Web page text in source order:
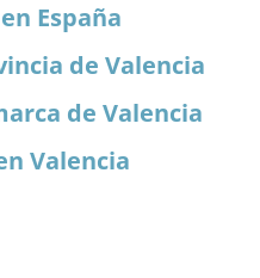
España
de Valencia
de Valencia
Valencia